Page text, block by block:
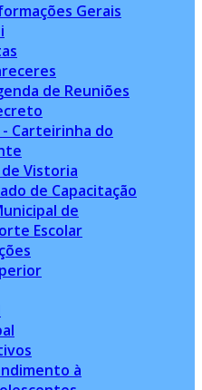
Gerais
de Reuniões
- Carteirinha do
Vistoria
de Capacitação
de
Escolar
à